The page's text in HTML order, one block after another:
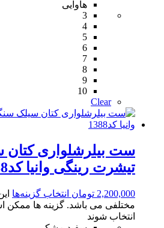
هاوایی
3
4
5
6
7
8
9
10
Clear
ست بیلرشلواری
تیشرت رینگی وانیا کد1388
2,200,000 تومان انتخاب گزینه‌ها
مختلفی می باشد. گزینه ها
انتخاب شوند